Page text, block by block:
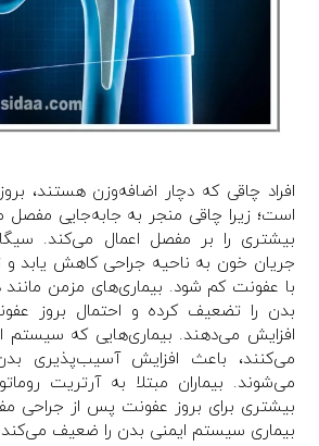
افراد چاقی که دچار اضافه‌وزن هستند،
است؛ زیرا چاقی منجر به جابه‌جایی
بیشتری را بر مفصل اعمال می‌کند.
جریان خون به ناحیه جراحی کاهش یابد و
با عفونت کم شود. بیماری‌های مزمن
بدن را تضعیف کرده و احتمال بروز
افزایش می‌دهند. بیماری‌هایی که سیستم
می‌کنند، باعث افزایش آسیب‌پذیری
می‌شوند. بیماران مبتلا به آرتریت
بیشتری برای بروز عفونت پس از جراحی
بیماری سیستم ایمنی بدن را ضعیف